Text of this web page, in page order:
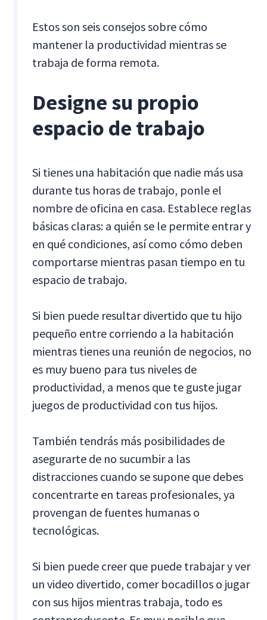
Estos son seis consejos sobre cómo
mantener la productividad mientras se
trabaja de forma remota.
Designe su propio
espacio de trabajo
Si tienes una habitación que nadie más usa
durante tus horas de trabajo, ponle el
nombre de oficina en casa. Establece reglas
básicas claras: a quién se le permite entrar y
en qué condiciones, así como cómo deben
comportarse mientras pasan tiempo en tu
espacio de trabajo.
Si bien puede resultar divertido que tu hijo
pequeño entre corriendo a la habitación
mientras tienes una reunión de negocios, no
es muy bueno para tus niveles de
productividad, a menos que te guste jugar
juegos de productividad con tus hijos.
También tendrás más posibilidades de
asegurarte de no sucumbir a las
distracciones cuando se supone que debes
concentrarte en tareas profesionales, ya
provengan de fuentes humanas o
tecnológicas.
Si bien puede creer que puede trabajar y ver
un video divertido, comer bocadillos o jugar
con sus hijos mientras trabaja, todo es